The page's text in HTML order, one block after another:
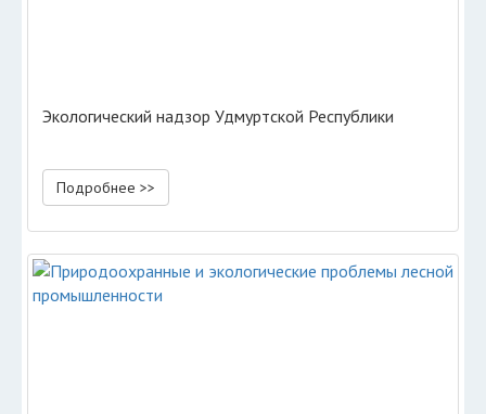
Экологический надзор Удмуртской Республики
Подробнее >>